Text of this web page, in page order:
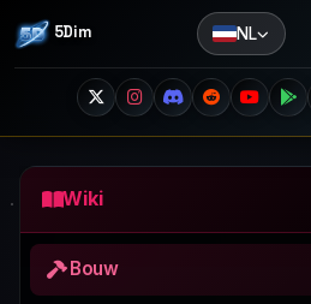
5Dim NL
Wiki
Bouw